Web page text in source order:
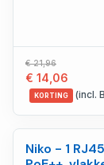
€ 21,96
€ 14,06
KORTING (incl.
Niko - 1